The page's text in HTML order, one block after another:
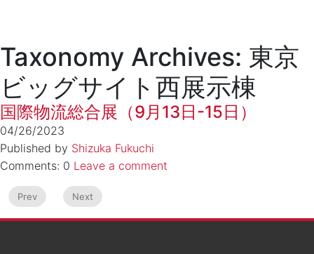
Taxonomy Archives: 東京
ビッグサイト西展示棟
国際物流総合展（9月13日-15日）
04/26/2023
Published by Shizuka Fukuchi
Comments: 0 Leave a comment
Prev Next